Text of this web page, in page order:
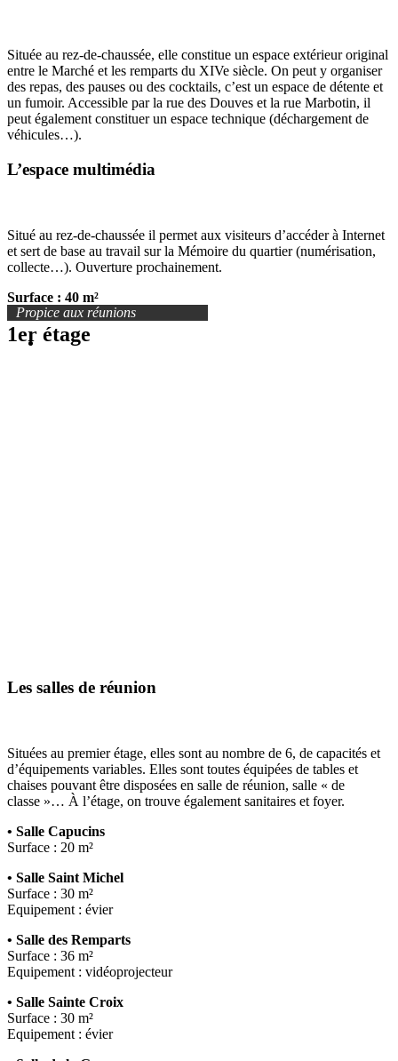
Située au rez-de-chaussée, elle constitue un espace extérieur original
entre le Marché et les remparts du XIVe siècle. On peut y organiser
des repas, des pauses ou des cocktails, c’est un espace de détente et
un fumoir. Accessible par la rue des Douves et la rue Marbotin, il
peut également constituer un espace technique (déchargement de
véhicules…).
L’espace multimédia
Situé au rez-de-chaussée il permet aux visiteurs d’accéder à Internet
et sert de base au travail sur la Mémoire du quartier (numérisation,
collecte…). Ouverture prochainement.
Surface : 40 m²
1er étage
Propice aux réunions
Les salles de réunion
Situées au premier étage, elles sont au nombre de 6, de capacités et
d’équipements variables. Elles sont toutes équipées de tables et
chaises pouvant être disposées en salle de réunion, salle « de
classe »… À l’étage, on trouve également sanitaires et foyer.
• Salle Capucins
Surface : 20 m²
• Salle Saint Michel
Surface : 30 m²
Equipement : évier
• Salle des Remparts
Surface : 36 m²
Equipement : vidéoprojecteur
• Salle Sainte Croix
Surface : 30 m²
Equipement : évier